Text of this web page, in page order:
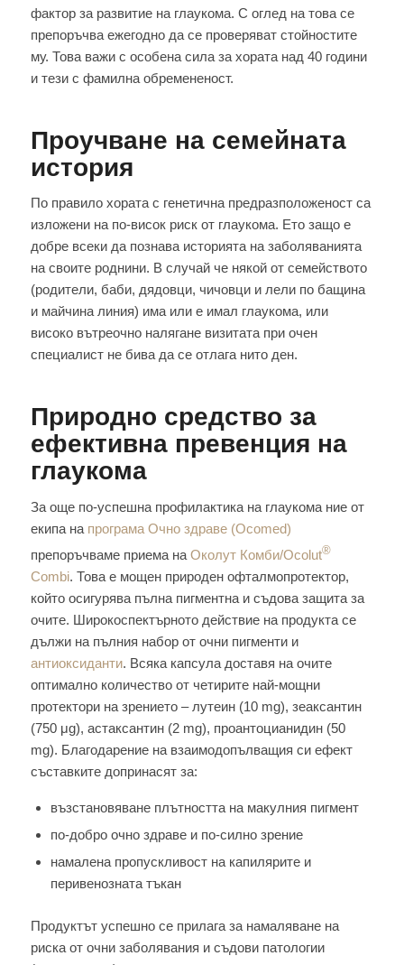
фактор за развитие на глаукома. С оглед на това се
препоръчва ежегодно да се проверяват стойностите
му. Това важи с особена сила за хората над 40 години
и тези с фамилна обремененост.
Проучване на семейната
история
По правило хората с генетична предразположеност са
изложени на по-висок риск от глаукома. Ето защо е
добре всеки да познава историята на заболяванията
на своите роднини. В случай че някой от семейството
(родители, баби, дядовци, чичовци и лели по бащина
и майчина линия) има или е имал глаукома, или
високо вътреочно налягане визитата при очен
специалист не бива да се отлага нито ден.
Природно средство за
ефективна превенция на
глаукома
За още по-успешна профилактика на глаукома ние от
екипа на програма Очно здраве (Ocomed)
препоръчваме приема на Околут Комби/Ocolut®
Combi. Това е мощен природен офталмопротектор,
който осигурява пълна пигментна и съдова защита за
очите. Широкоспектърното действие на продукта се
дължи на пълния набор от очни пигменти и
антиоксиданти. Всяка капсула доставя на очите
оптимално количество от четирите най-мощни
протектори на зрението – лутеин (10 mg), зеаксантин
(750 μg), астаксантин (2 mg), проантоцианидин (50
mg). Благодарение на взаимодопълващия си ефект
съставките допринасят за:
възстановяване плътността на макулния пигмент
по-добро очно здраве и по-силно зрение
намалена пропускливост на капилярите и
перивенозната тъкан
Продуктът успешно се прилага за намаляване на
риска от очни заболявания и съдови патологии